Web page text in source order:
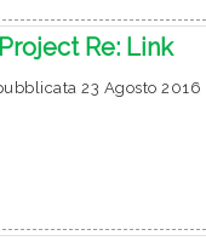
Re: Link
23 Agosto 2016